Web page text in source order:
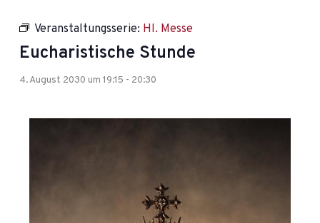
Veranstaltungsserie: Hl. Messe
Eucharistische Stunde
4. August 2030 um 19:15 - 20:30